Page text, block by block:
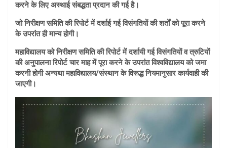
करने के लिए अस्थाई संबद्धता प्रदान की गई है।
जो निरीक्षण समिति की रिपोर्ट में दर्शाई गई विसंगतियों की शर्तों को पूरा करने
के उपरांत ही मान्य होगी।
महाविद्यालय को निरीक्षण समिति की रिपोर्ट में दर्शायी गई विसंगतियों व त्रुटियों
की अनुपालना रिपोर्ट चार माह में पूरा करने के उपरांत विश्वविद्यालय को जमा
करनी होगी अन्यथा महाविद्यालय/संस्थान के विरूद्ध नियमानुसार कार्यवाही की
जाएगी।